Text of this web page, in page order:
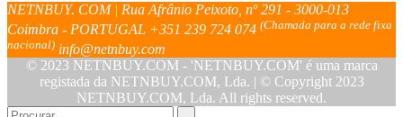
NETNBUY. COM | Rua Afrânio Peixoto, nº 291 - 3000-013
Coimbra - PORTUGAL +351 239 724 074 (Chamada para a rede fixa
nacional) info@netnbuy.com
© 2023 NETNBUY.COM - 'NETNBUY.COM' é uma marca
registada da NETNBUY.COM, Lda. | © Copyright 2023
NETNBUY.COM, Lda. All rights reserved.